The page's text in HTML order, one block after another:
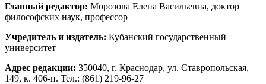
Главный редактор: Морозова Елена Васильевна, доктор
философских наук, профессор
Учредитель и издатель: Кубанский государственный
университет
Адрес редакции: 350040, г. Краснодар, ул. Ставропольская,
149, к. 406-н. Тел.: (861) 219-96-27